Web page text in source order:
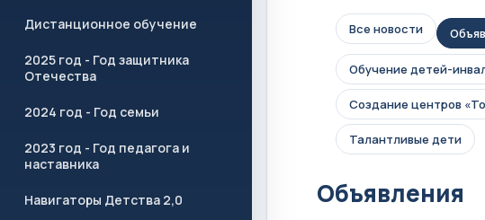
Дистанционное обучение
2025 год - Год защитника
Отечества
2024 год - Год семьи
2023 год - Год педагога и
наставника
Навигаторы Детства 2,0
Все новости
Обучение детей-
Создание центров
Талантливые дети
Объявления